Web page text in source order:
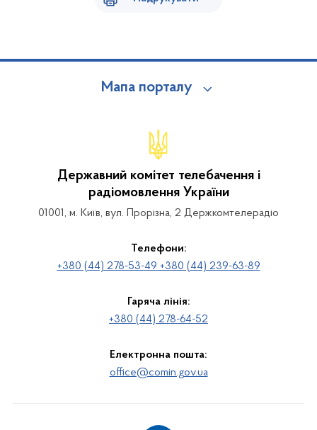
Мапа порталу
Державний комітет телебачення і
радіомовлення України
01001, м. Київ, вул. Прорізна, 2 Держкомтелерадіо
Телефони:
+380 (44) 278-53-49 +380 (44) 239-63-89
Гаряча лінія:
+380 (44) 278-64-52
Електронна пошта:
office@comin.gov.ua